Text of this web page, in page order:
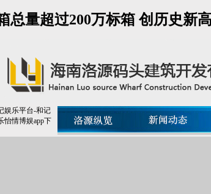
总量超过200万标箱 创历史新
娱乐平台-和记
怡情博娱app下